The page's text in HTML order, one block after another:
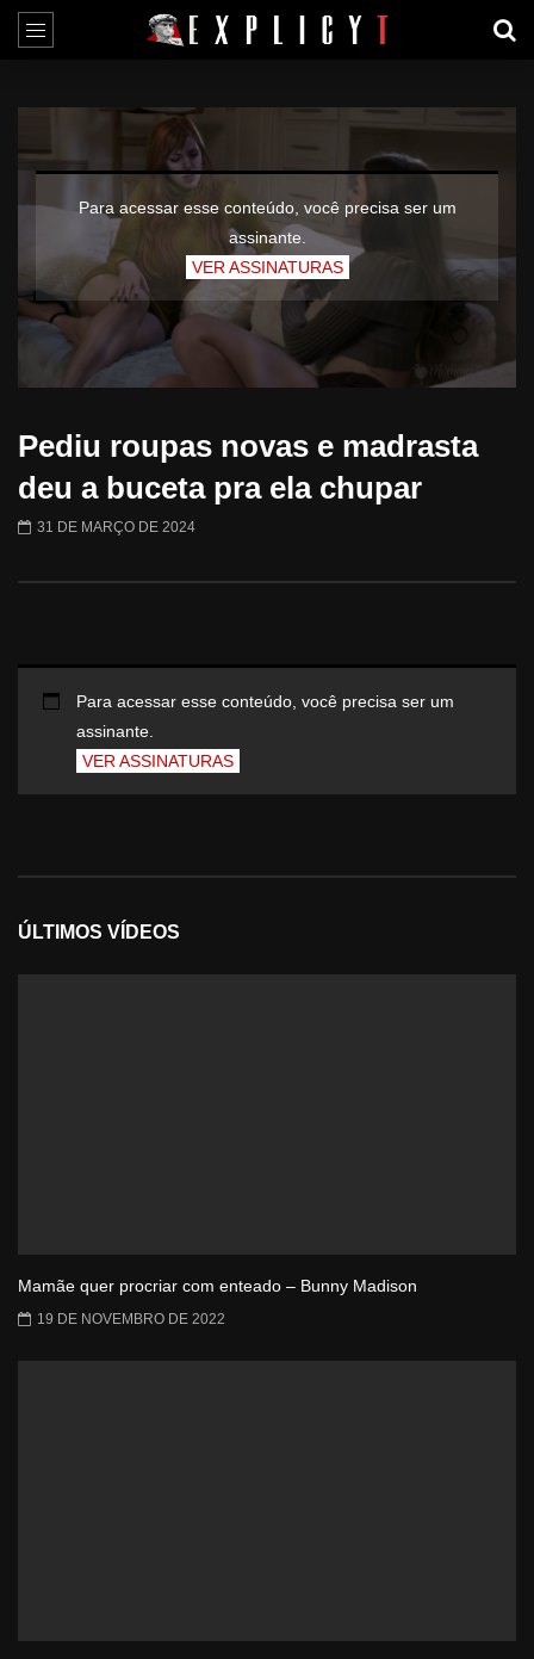
Para acessar esse conteúdo, você precisa ser um
assinante.
VER ASSINATURAS
Pediu roupas novas e madrasta
deu a buceta pra ela chupar
31 DE MARÇO DE 2024
Para acessar esse conteúdo, você precisa ser um
assinante.
VER ASSINATURAS
ÚLTIMOS VÍDEOS
Mamãe quer procriar com enteado – Bunny Madison
19 DE NOVEMBRO DE 2022